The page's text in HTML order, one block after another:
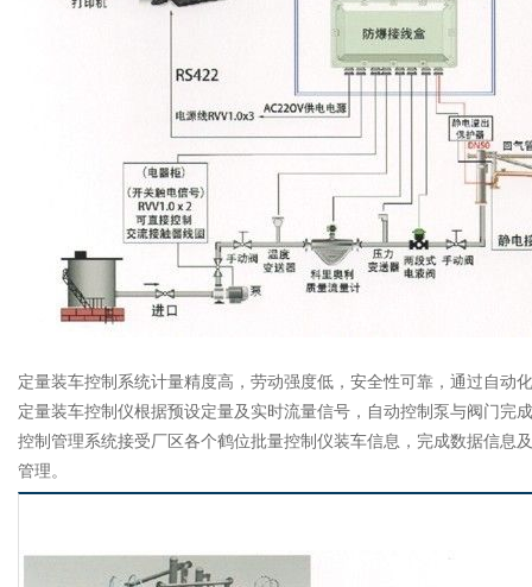
定量装车控制系统计量精度高，劳动强度低，安全性可靠，通过自动
定量装车控制仪根据预设定量及实时流量信号，自动控制泵与阀门完
控制管理系统接受厂区各个鹤位批量控制仪装车信息，完成数据信息
管理。